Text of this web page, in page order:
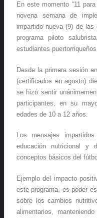
En este momento “11
novena semana de
impartido nueva (9) de las
programa piloto
estudiantes
Desde la primera sesión
(certificados en agosto)
se hizo sentir
participantes, en su
edades de 10 a 12 años.
Los mensajes
educación nutricional y
conceptos básicos del
Ejemplo del impacto
este programa, es poder
sobre los cambios
alimentarios,